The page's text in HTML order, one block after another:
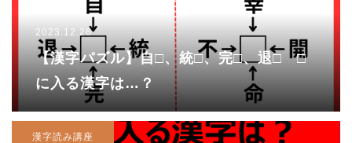
2023.12.26
【漢字パズル】自□、統□、完□、退□ □
に入る漢字は…？
漢字読み講座